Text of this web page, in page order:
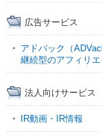
広告サービス
アドバック（
継続型のアフィリ
法人向けサービス
IR動画・IR情報